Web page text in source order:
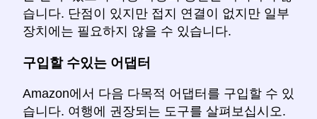
습니다. 단점이 있지만 접지 연결이 없지만 일부
장치에는 필요하지 않을 수 있습니다.
구입할 수있는 어댑터
Amazon에서 다음 다목적 어댑터를 구입할 수 있
습니다. 여행에 권장되는 도구를 살펴보십시오.